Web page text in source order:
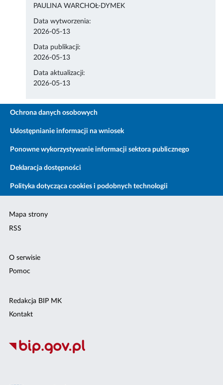
PAULINA WARCHOŁ-DYMEK
Data wytworzenia:
2026-05-13
Data publikacji:
2026-05-13
Data aktualizacji:
2026-05-13
Ochrona danych osobowych
Udostępnianie informacji na wniosek
Ponowne wykorzystywanie informacji sektora publicznego
Deklaracja dostępności
Polityka dotycząca cookies i podobnych technologii
Mapa strony
RSS
O serwisie
Pomoc
Redakcja BIP MK
Kontakt